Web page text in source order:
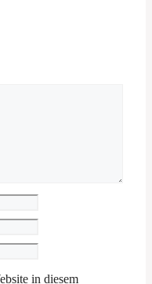
in diesem